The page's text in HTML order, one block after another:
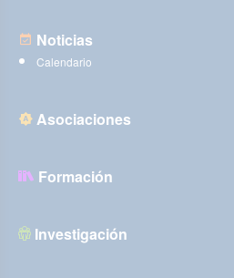
Noticias
Calendario
Asociaciones
Formación
Investigación